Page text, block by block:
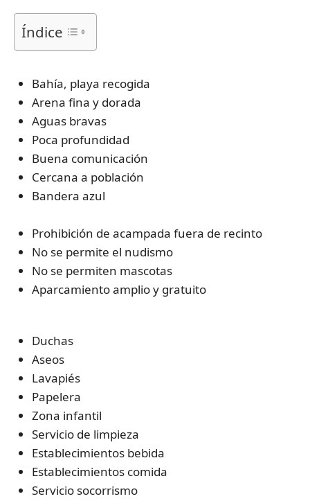
Índice
Bahía, playa recogida
Arena fina y dorada
Aguas bravas
Poca profundidad
Buena comunicación
Cercana a población
Bandera azul
Prohibición de acampada fuera de recinto
No se permite el nudismo
No se permiten mascotas
Aparcamiento amplio y gratuito
Duchas
Aseos
Lavapiés
Papelera
Zona infantil
Servicio de limpieza
Establecimientos bebida
Establecimientos comida
Servicio socorrismo